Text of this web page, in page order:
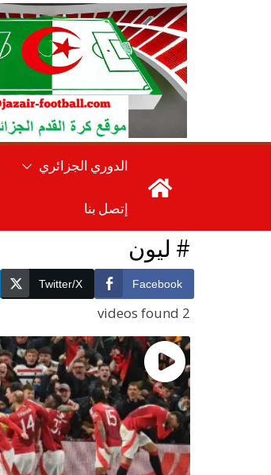
الدوري الجزائري
إتصل بنا
# ليون
Facebook
Twitter/X
2 videos found